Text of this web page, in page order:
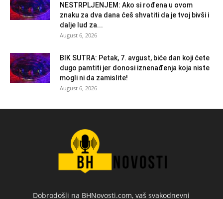
NESTRPLJENJEM: Ako si rođena u ovom
znaku za dva dana ćeš shvatiti da je tvoj bivši i
dalje lud za...
August 6, 2026
BIK SUTRA: Petak, 7. avgust, biće dan koji ćete
dugo pamtiti jer donosi iznenađenja koja niste
mogli ni da zamislite!
August 6, 2026
Dobrodošli na BHNovosti.com, vaš svakodnevni